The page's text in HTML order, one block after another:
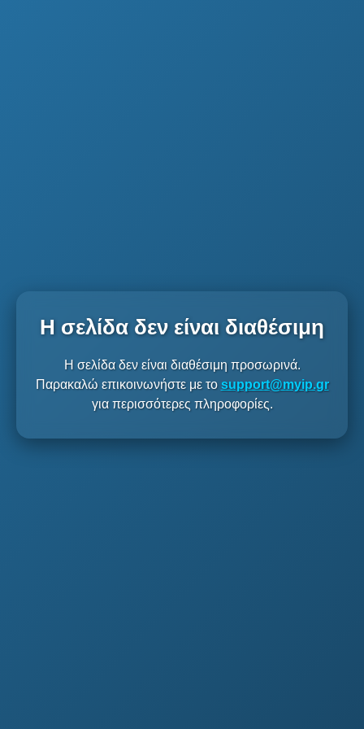
Η σελίδα δεν είναι διαθέσιμη
Η σελίδα δεν είναι διαθέσιμη προσωρινά.
Παρακαλώ επικοινωνήστε με το support@myip.gr
για περισσότερες πληροφορίες.